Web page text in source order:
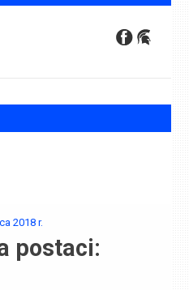
2018 r.
postaci: